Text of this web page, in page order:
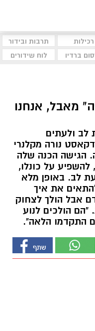
רכילות
תרבות ובידור
ברדיו לוח שידורים
מאבל, אנחנו
לב ולעתים
נורה מקלנרי
הגישה הכנה שלה
על כונלו,
לב. באופן מלא
את איך
אבל הולך לצחוק
"הם הולכים לנוע
התקדמו הלאה".